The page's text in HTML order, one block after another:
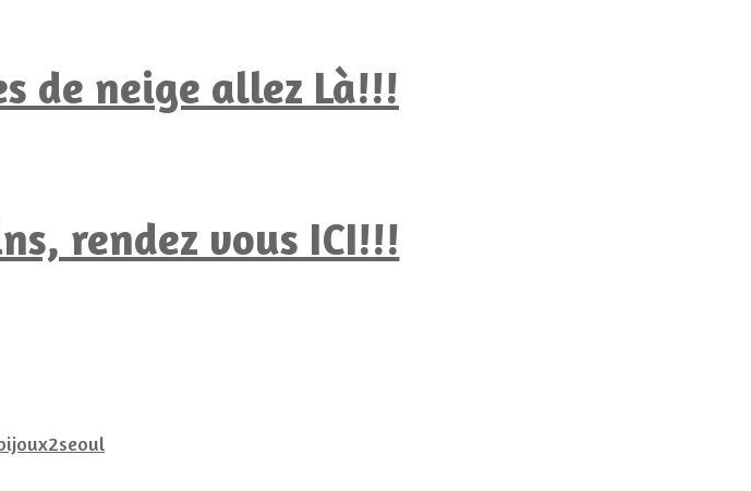
de neige allez Là!!!
rendez vous ICI!!!